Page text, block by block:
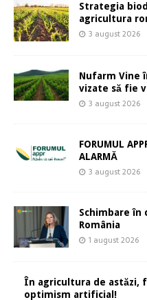
Strategia
agricultura
3 august 2026
Nufarm Vine
vizate să fie
3 august 2026
FORUMUL
ALARMĂ
3 august 2026
Schimbare în
România
1 august 2026
În agricultura de astăzi,
optimism artificial!